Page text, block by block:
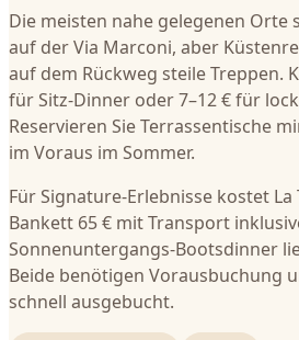
Die meisten nahe gelegenen Orte
auf der Via Marconi, aber
auf dem Rückweg steile Treppen.
für Sitz-Dinner oder 7–12 € für
Reservieren Sie Terrassentische
im Voraus im Sommer.
Für Signature-Erlebnisse kostet
Bankett 65 € mit Transport
Sonnenuntergangs-Bootsdinner
Beide benötigen Vorausbuchung
schnell ausgebucht.